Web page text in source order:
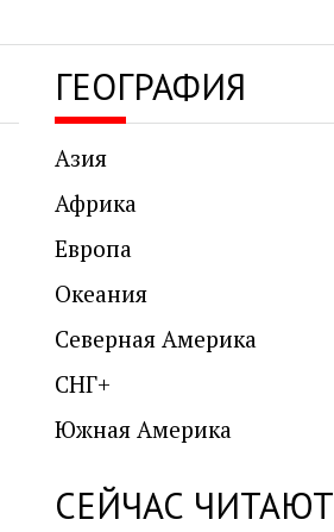
ГЕОГРАФИЯ
Азия
Африка
Европа
Океания
Северная Америка
СНГ+
Южная Америка
СЕЙЧАС ЧИТАЮТ